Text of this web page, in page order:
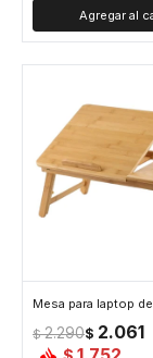
Mesa para laptop
$ 2.061
$ 2.290